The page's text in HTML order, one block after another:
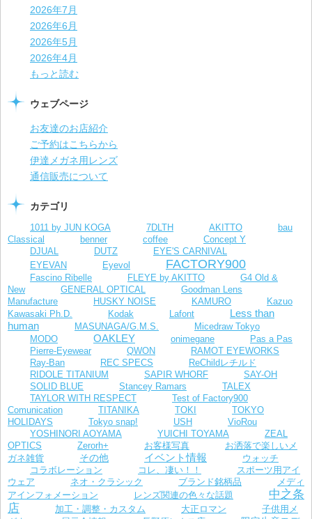
2026年7月
2026年6月
2026年5月
2026年4月
もっと読む
ウェブページ
お友達のお店紹介
ご予約はこちらから
伊達メガネ用レンズ
通信販売について
カテゴリ
1011 by JUN KOGA 7DLTH AKITTO
bau
Classical
benner coffee Concept Y
DJUAL DUTZ
EYE'S CARNIVAL
EYEVAN
Eyevol FACTORY900
Fascino Ribelle FLEYE by AKITTO
G4 Old &
New
GENERAL OPTICAL
Goodman Lens
Manufacture
HUSKY NOISE KAMURO
Kazuo
Kawasaki Ph.D.
Kodak Lafont
Less than
human
MASUNAGA/G.M.S.
Micedraw Tokyo
MODO
OAKLEY onimegane
Pas a Pas
Pierre-Eyewear
QWON
RAMOT EYEWORKS
Ray-Ban
REC SPECS
ReChildレチルド
RIDOLE TITANIUM
SAPIR WHORF
SAY-OH
SOLID BLUE
Stancey Ramars TALEX
TAYLOR WITH RESPECT
Test of Factory900
Comunication
TITANIKA TOKI
TOKYO
HOLIDAYS
Tokyo snap! USH VioRou
YOSHINORI AOYAMA YUICHI TOYAMA
ZEAL
OPTICS
Zerorh+ お客様写真
お洒落で楽しいメ
ガネ雑貨
その他 イベント情報
ウォッチ
コラボレーション
コレ、凄い！！
スポーツ用アイ
ウェア
ネオ・クラシック ブランド銘柄品
メディ
アインフォメーション
レンズ関連の色々な話題
中之条
店
加工・調整・カスタム 大正ロマン
子供用メ